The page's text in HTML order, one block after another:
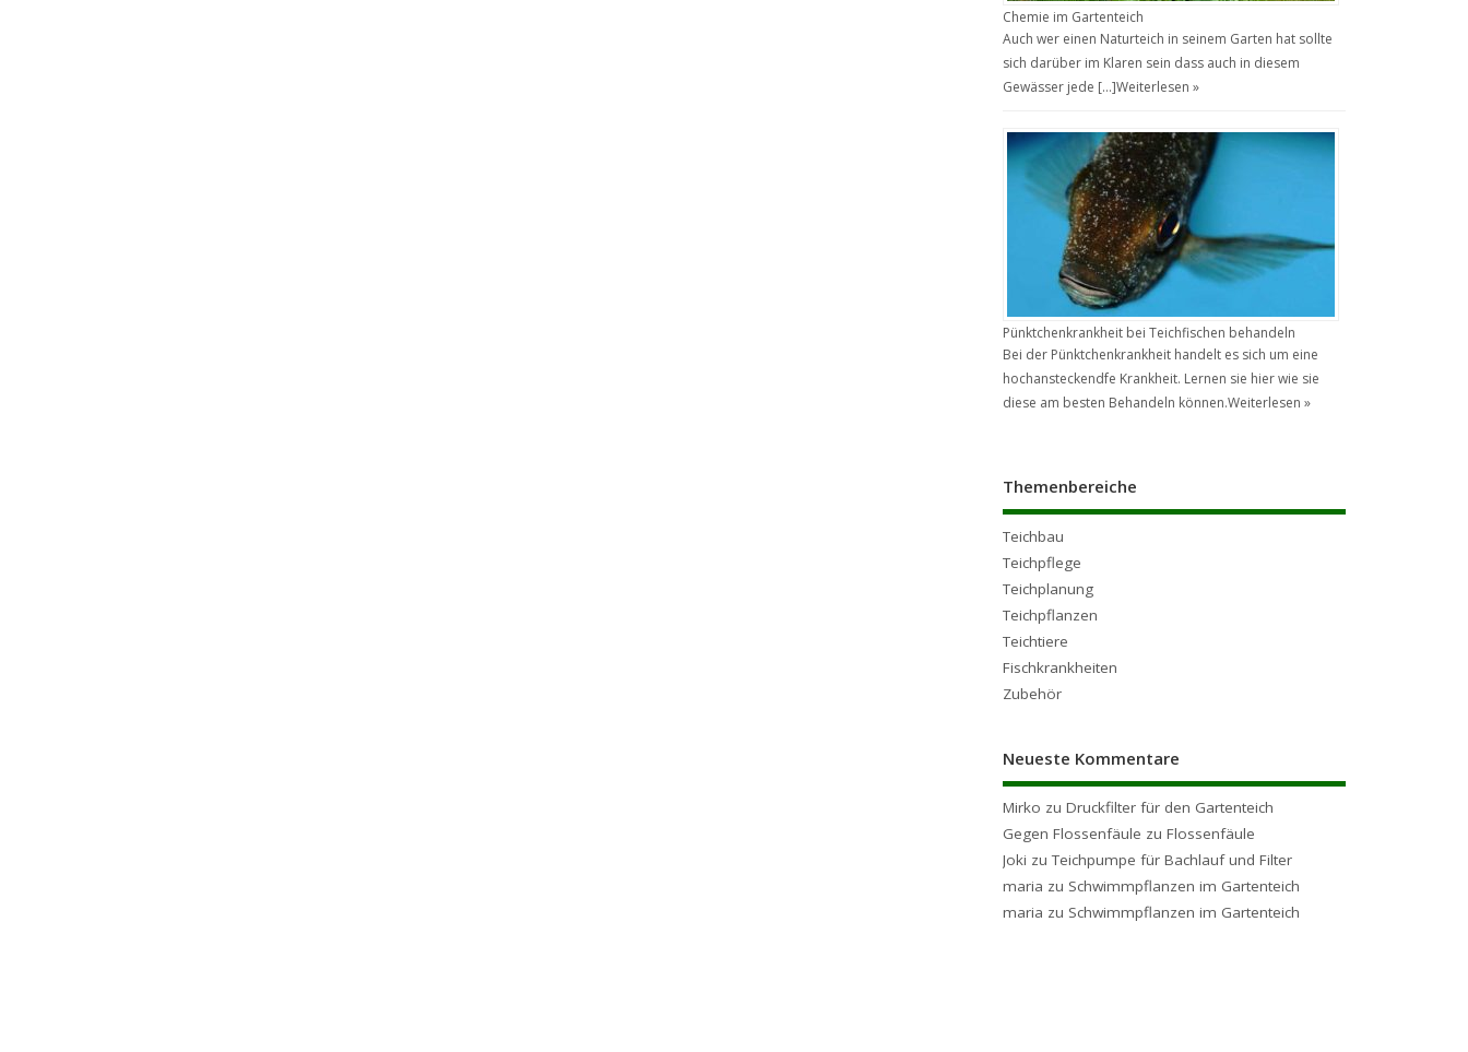
Chemie im Gartenteich
Auch wer einen Naturteich in seinem Garten hat sollte
sich darüber im Klaren sein dass auch in diesem
Gewässer jede […]Weiterlesen »
Pünktchenkrankheit bei Teichfischen behandeln
Bei der Pünktchenkrankheit handelt es sich um eine
hochansteckendfe Krankheit. Lernen sie hier wie sie
diese am besten Behandeln können.Weiterlesen »
Themenbereiche
Teichbau
Teichpflege
Teichplanung
Teichpflanzen
Teichtiere
Fischkrankheiten
Zubehör
Neueste Kommentare
Mirko zuDruckfilter für den Gartenteich
Gegen Flossenfäule zuFlossenfäule
Joki zuTeichpumpe für Bachlauf und Filter
maria zu Schwimmpflanzen im Gartenteich
maria zu Schwimmpflanzen im Gartenteich